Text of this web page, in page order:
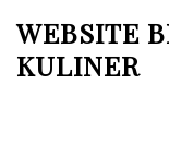
konten
WEBSITE
KULINER